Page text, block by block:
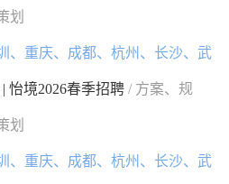
划
、重庆、成都、杭州、长沙、武
怡境2026春季招聘/ 方案、规
划
、重庆、成都、杭州、长沙、武